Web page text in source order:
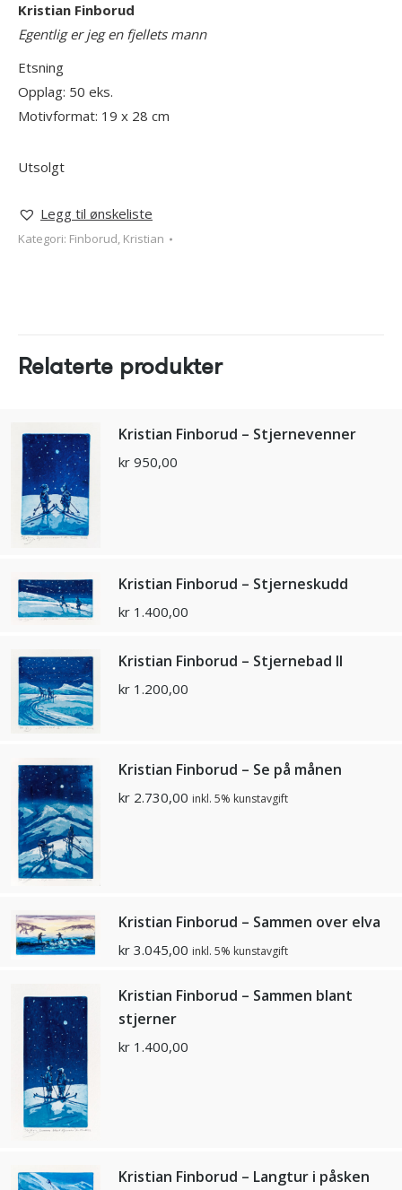
Kristian Finborud
Egentlig er jeg en fjellets mann
Etsning
Opplag: 50 eks.
Motivformat: 19 x 28 cm
Utsolgt
Legg til ønskeliste
Kategori: Finborud, Kristian
Relaterte produkter
Kristian Finborud – Stjernevenner
kr 950,00
Kristian Finborud – Stjerneskudd
kr 1.400,00
Kristian Finborud – Stjernebad ll
kr 1.200,00
Kristian Finborud – Se på månen
kr 2.730,00 inkl. 5% kunstavgift
Kristian Finborud – Sammen over elva
kr 3.045,00 inkl. 5% kunstavgift
Kristian Finborud – Sammen blant
stjerner
kr 1.400,00
Kristian Finborud – Langtur i påsken